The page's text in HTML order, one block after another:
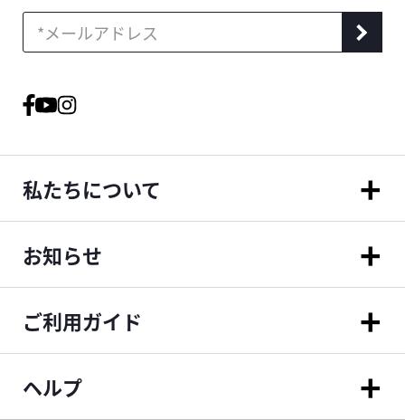
私たちについて
お知らせ
ご利用ガイド
ヘルプ